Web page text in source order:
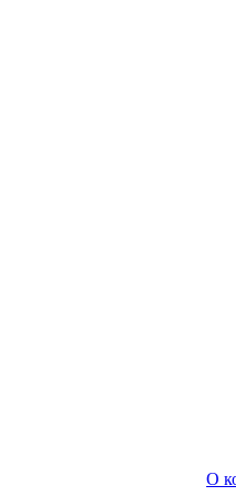
О